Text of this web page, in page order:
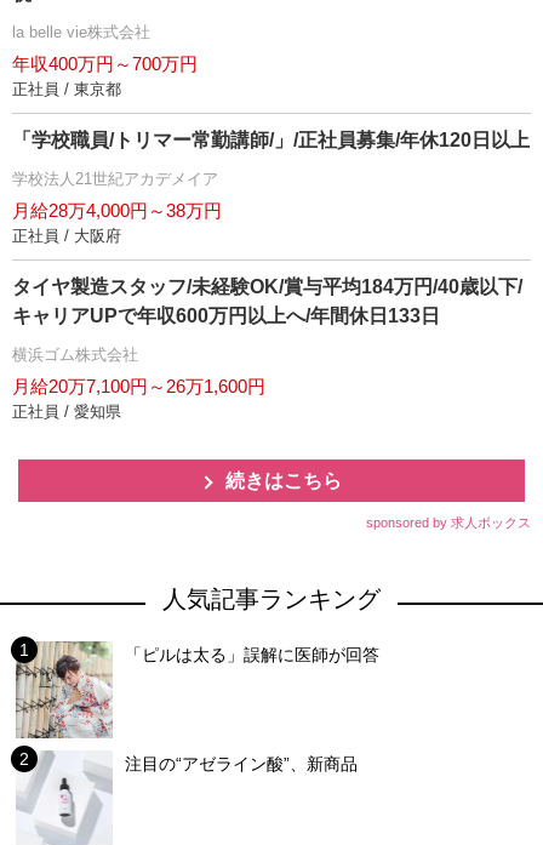
la belle vie株式会社
年収400万円～700万円
正社員 / 東京都
「学校職員/トリマー常勤講師/」/正社員募集/年休120日以上
学校法人21世紀アカデメイア
月給28万4,000円～38万円
正社員 / 大阪府
タイヤ製造スタッフ/未経験OK/賞与平均184万円/40歳以下/
キャリアUPで年収600万円以上へ/年間休日133日
横浜ゴム株式会社
月給20万7,100円～26万1,600円
正社員 / 愛知県
続きはこちら
sponsored by 求人ボックス
人気記事ランキング
「ピルは太る」誤解に医師が回答
注目の“アゼライン酸”、新商品